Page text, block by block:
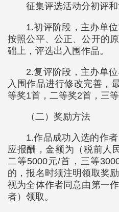
征集评选活动分初评和
1.初评阶段，主办单
按照公平、公正、公开的
础上，评选出入围作品。
2.复评阶段，主办单
入围作品进行修改完善，
等奖1首，二等奖2首，三等
（二）奖励方法
1.作品成功入选的作
应报酬，金额为（税前人
二等5000元/首，三等
的，报名时须注明领取奖
视为全体作者同意由第一
者）领取。